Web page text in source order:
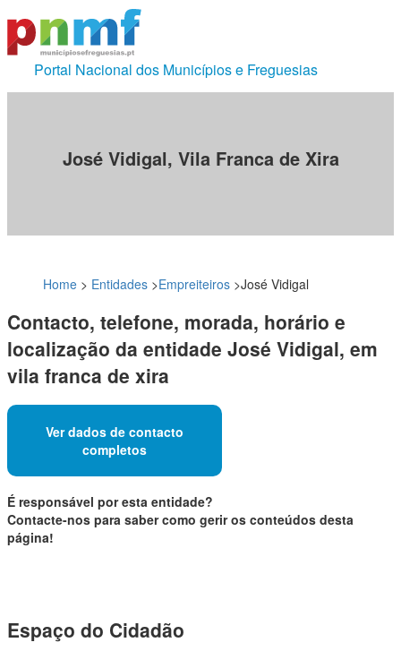
Portal Nacional dos Municípios e Freguesias
José Vidigal, Vila Franca de Xira
Home > Entidades >Empreiteiros >José Vidigal
Contacto, telefone, morada, horário e
localização da entidade José Vidigal, em
vila franca de xira
Ver dados de contacto
completos
É responsável por esta entidade?
Contacte-nos para saber como gerir os conteúdos desta
página!
Espaço do Cidadão